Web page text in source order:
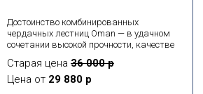
Достоинство комбинированных
чердачных лестниц Oman — в удачном
сочетании высокой прочности, качестве
использования. Представленная на
странице модель Oman Stallux
Старая цена 36 000 р
Цена от 29 880 р